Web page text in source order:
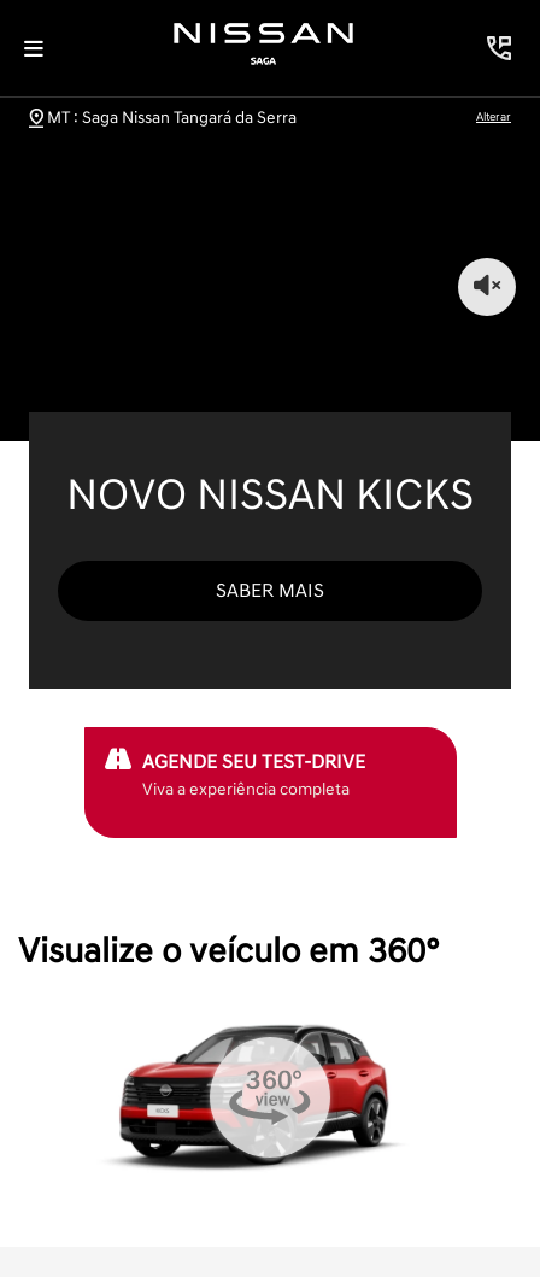
MT : Saga Nissan Tangará da Serra Alterar
NOVO NISSAN KICKS
SABER MAIS
AGENDE SEU TEST-DRIVE
Viva a experiência completa
Visualize o veículo em 360°